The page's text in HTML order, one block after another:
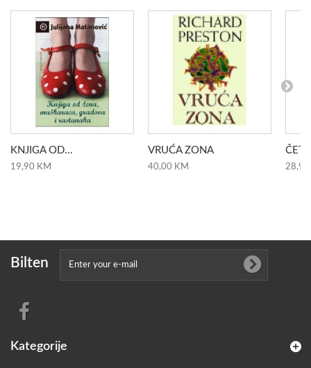
KNJIGA OD...
19,90 KM
VRUĆA ZONA
40,00 KM 28,90
Bilten
Kategorije